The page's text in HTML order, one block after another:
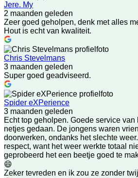
Jere. My
2 maanden geleden
Zeer goed geholpen, denk met alles
Hout is echt van kwaliteit.
Chris Stevelmans
3 maanden geleden
Super goed geadviseerd.
Spider eXPerience
3 maanden geleden
Echt top geholpen. Goede service
netjes gedaan. De jongens waren
doorwerken, ondanks het slechte
respect, want het weer werkte totaal
geprobeerd het een beetje goed te
😄
Zeker tevreden en ik zou ze zonder